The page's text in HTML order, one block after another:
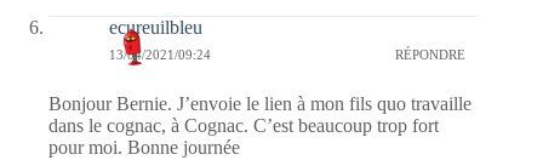
ecureuilbleu
13/04/2021/09:24 RÉPONDRE
Bonjour Bernie. J’envoie le lien à mon fils quo travaille
dans le cognac, à Cognac. C’est beaucoup trop fort
pour moi. Bonne journée